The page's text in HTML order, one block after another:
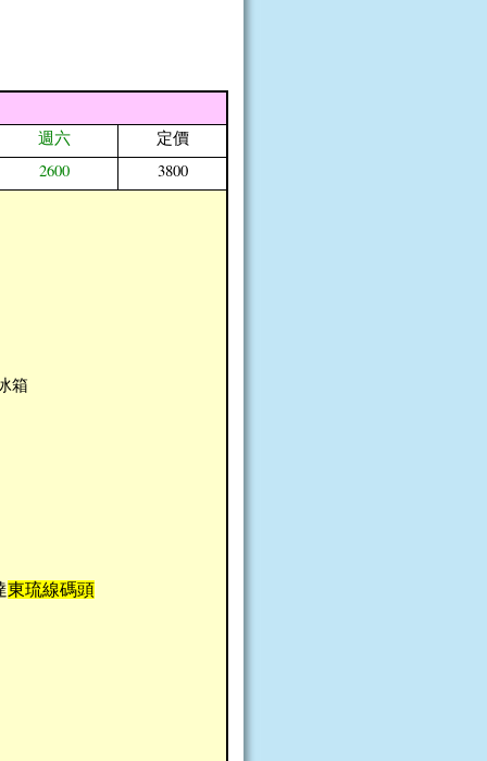
週六
定價
2600
3800
箱
東琉線碼頭